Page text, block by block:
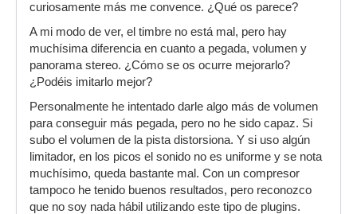
curiosamente más me convence. ¿Qué os parece?
A mi modo de ver, el timbre no está mal, pero hay
muchísima diferencia en cuanto a pegada, volumen y
panorama stereo. ¿Cómo se os ocurre mejorarlo?
¿Podéis imitarlo mejor?
Personalmente he intentado darle algo más de volumen
para conseguir más pegada, pero no he sido capaz. Si
subo el volumen de la pista distorsiona. Y si uso algún
limitador, en los picos el sonido no es uniforme y se nota
muchísimo, queda bastante mal. Con un compresor
tampoco he tenido buenos resultados, pero reconozco
que no soy nada hábil utilizando este tipo de plugins.